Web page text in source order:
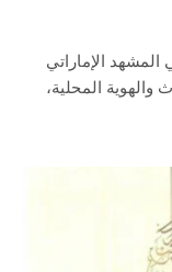
المشهد الإماراتي
والهوية المحلية،